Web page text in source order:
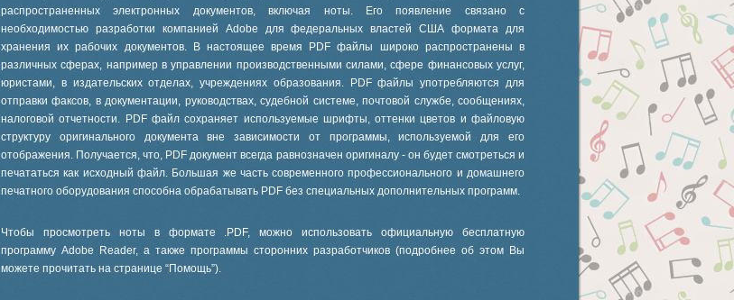
распространенных электронных документов, включая ноты. Его появление связано с
необходимостью разработки компанией Adobe для федеральных властей США формата для
хранения их рабочих документов. В настоящее время PDF файлы широко распространены в
различных сферах, например в управлении производственными силами, сфере финансовых услуг,
юристами, в издательских отделах, учреждениях образования. PDF файлы употребляются для
отправки факсов, в документации, руководствах, судебной системе, почтовой службе, сообщениях,
налоговой отчетности. PDF файл сохраняет используемые шрифты, оттенки цветов и файловую
структуру оригинального документа вне зависимости от программы, используемой для его
отображения. Получается, что, PDF документ всегда равнозначен оригиналу - он будет смотреться и
печататься как исходный файл. Большая же часть современного профессионального и домашнего
печатного оборудования способна обрабатывать PDF без специальных дополнительных программ.
Чтобы просмотреть ноты в формате .PDF, можно использовать официальную бесплатную
программу Adobe Reader, а также программы сторонних разработчиков (подробнее об этом Вы
можете прочитать на странице “Помощь”).